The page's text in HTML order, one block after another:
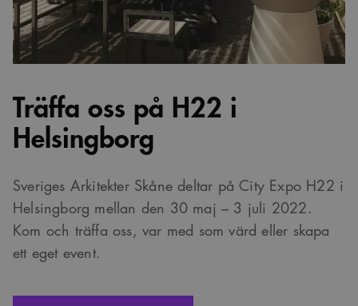
Träffa oss på H22 i
Helsingborg
Sveriges Arkitekter Skåne deltar på City Expo H22 i
Helsingborg mellan den 30 maj – 3 juli 2022.
Kom och träffa oss, var med som värd eller skapa
ett eget event.